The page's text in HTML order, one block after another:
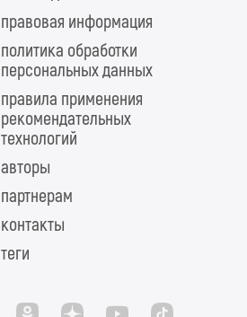
правовая информация
политика обработки
персональных данных
правила применения
рекомендательных
технологий
авторы
партнерам
контакты
теги